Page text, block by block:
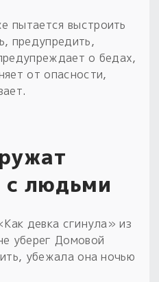
выстроить
предупредить,
о бедах,
от опасности,
людьми
девка сгинула» из
уберег Домовой
убежала она ночью